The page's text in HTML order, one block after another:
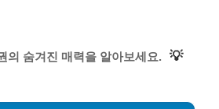
의 숨겨진 매력을 알아보세요. 💡